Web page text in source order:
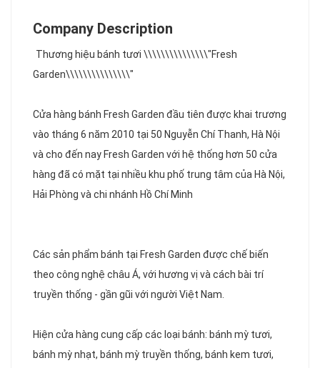
Company Description
Thương hiệu bánh tươi \\\\\\\\\\\\\\\"Fresh
Garden\\\\\\\\\\\\\\\"
Cửa hàng bánh Fresh Garden đầu tiên được khai trương
vào tháng 6 năm 2010 tại 50 Nguyễn Chí Thanh, Hà Nội
và cho đến nay Fresh Garden với hệ thống hơn 50 cửa
hàng đã có mặt tại nhiều khu phố trung tâm của Hà Nội,
Hải Phòng và chi nhánh Hồ Chí Minh
Các sản phẩm bánh tại Fresh Garden được chế biến
theo công nghệ châu Á, với hương vị và cách bài trí
truyền thống - gần gũi với người Việt Nam.
Hiện cửa hàng cung cấp các loại bánh: bánh mỳ tươi,
bánh mỳ nhạt, bánh mỳ truyền thống, bánh kem tươi,